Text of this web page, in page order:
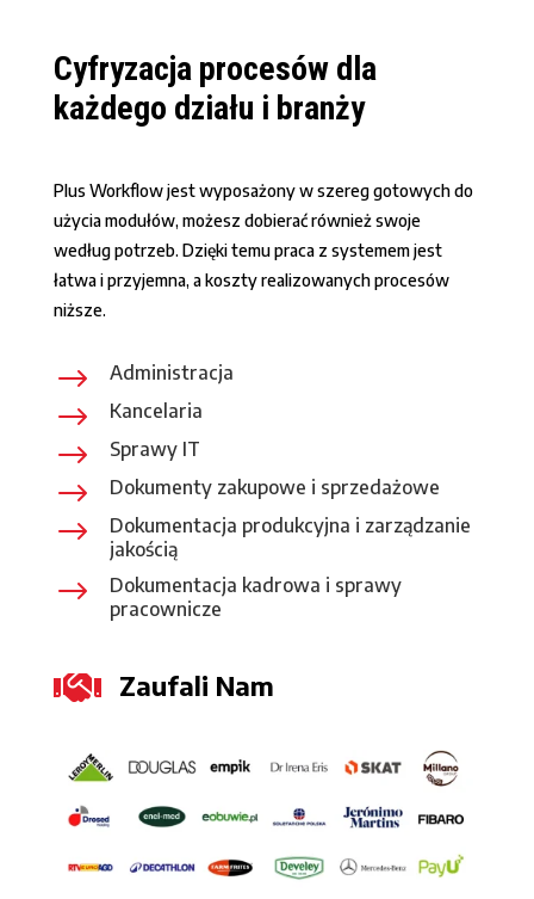
Cyfryzacja procesów dla
każdego działu i branży
Plus Workflow jest wyposażony w szereg gotowych do
użycia modułów, możesz dobierać również swoje
według potrzeb. Dzięki temu praca z systemem jest
łatwa i przyjemna, a koszty realizowanych procesów
niższe.
$ Administracja
$ Kancelaria
$ Sprawy IT
$ Dokumenty zakupowe i sprzedażowe
$
Dokumentacja produkcyjna i zarządzanie
jakością
$
Dokumentacja kadrowa i sprawy
pracownicze
 Zaufali Nam